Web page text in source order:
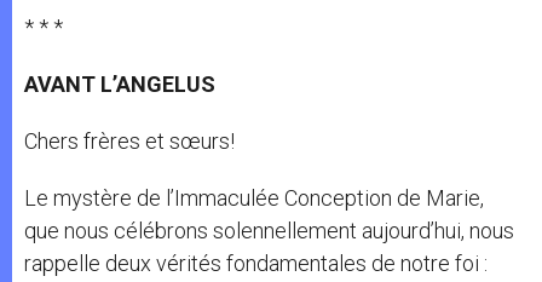
* * *
AVANT L’ANGELUS
Chers frères et sœurs!
Le mystère de l’Immaculée Conception de Marie,
que nous célébrons solennellement aujourd’hui, nous
rappelle deux vérités fondamentales de notre foi :